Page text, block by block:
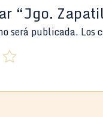
“Jgo.
será publicada. Los